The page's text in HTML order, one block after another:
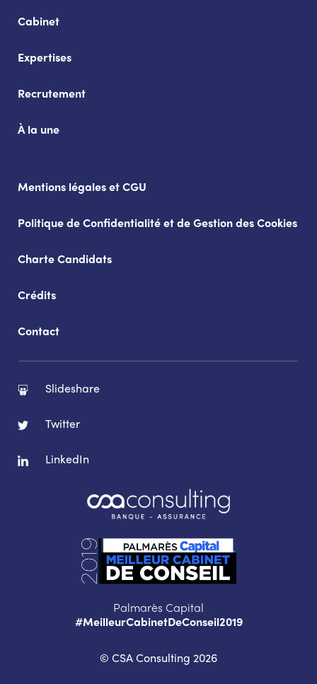
Palmarès Capital
#MeilleurCabinetDeConseil2019
© CSA Consulting 2026
Cabinet
Expertises
Recrutement
À la une
Mentions légales et CGU
Politique de Confidentialité et de Gestion des Cookies
Charte Candidats
Crédits
Contact
Slideshare
Twitter
LinkedIn